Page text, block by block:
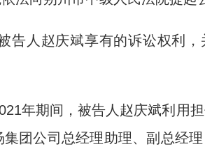
人赵庆斌享有的诉讼权利，
年期间，被告人赵庆斌利用担
团公司总经理助理、副总经